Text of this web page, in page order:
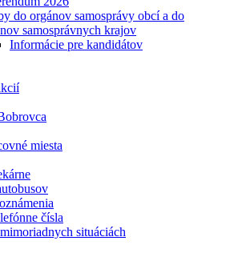
do orgánov samosprávy obcí a do
samosprávnych krajov
Informácie pre kandidátov
miesta
čísla
situáciách